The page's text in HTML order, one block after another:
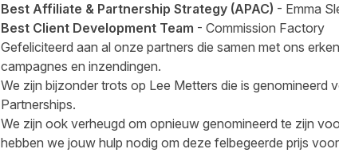
Best Affiliate & Partnership Strategy (APAC) - Emma
Best Client Development Team - Commission Factory
Gefeliciteerd aan al onze partners die samen met ons
campagnes en inzendingen.
We zijn bijzonder trots op Lee Metters die is genomineerd
Partnerships.
We zijn ook verheugd om opnieuw genomineerd te zijn
hebben we jouw hulp nodig om deze felbegeerde prijs